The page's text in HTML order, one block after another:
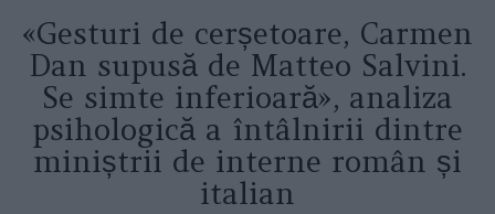
«Gesturi de cerșetoare, Carmen
Dan supusă de Matteo Salvini.
Se simte inferioară», analiza
psihologică a întâlnirii dintre
miniștrii de interne român și
italian